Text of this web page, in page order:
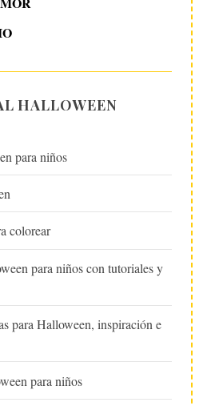
HALLOWEEN
para niños
colorear
para niños con tutoriales y
para Halloween, inspiración e
para niños